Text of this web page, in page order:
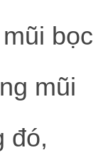
bọc
mũi
đó,